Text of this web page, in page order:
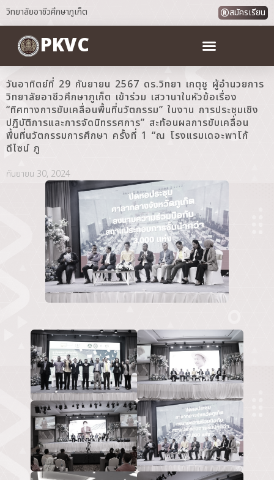
วิทยาลัยอาชีวศึกษาภูเก็ต สมัครเรียน
PKVC
วันอาทิตย์ที่ 29 กันยายน 2567 ดร.วิทยา เกตุชู ผู้อำนวยการ
วิทยาลัยอาชีวศึกษาภูเก็ต เข้าร่วม เสวานาในหัวข้อเรื่อง
“ทิศทางการขับเคลื่อนพื้นที่นวัตกรรม” ในงาน การประชุมเชิง
ปฏิบัติการและการจัดนิทรรศการ” สะท้อนผลการขับเคลื่อน
พื้นที่นวัตกรรมการศึกษา ครั้งที่ 1 “ณ โรงแรมเดอะพาโก้
ดีไซน์ ภู
กันยายน 30, 2024